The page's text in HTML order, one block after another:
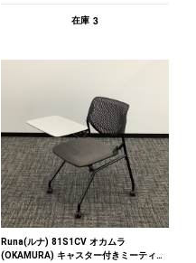
在庫 3
Runa(ルナ) 81S1CV オカムラ
(OKAMURA) キャスター付きミーティン